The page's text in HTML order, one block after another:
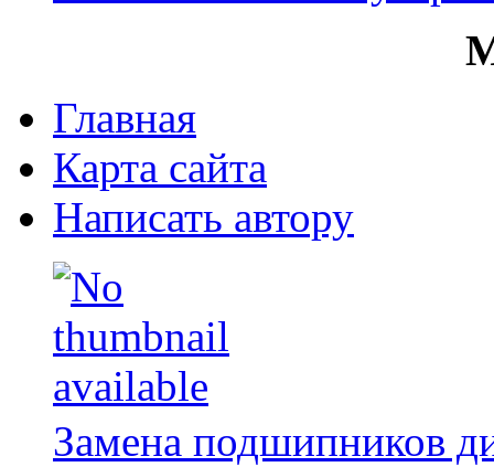
Главная
Карта сайта
Написать автору
Замена подшипников